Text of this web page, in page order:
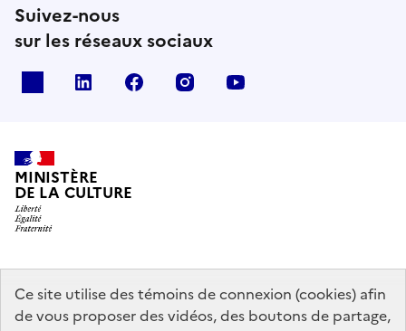
Ce site utilise des témoins de connexion (cookies) afin
de vous proposer des vidéos, des boutons de partage,
Suivez-nous
sur les réseaux sociaux
linkedin facebook instagram
MINISTÈRE
DE LA CULTURE
data.gouv.fr legifrance.gouv.fr
info.gouv.fr
service-public.gouv.fr